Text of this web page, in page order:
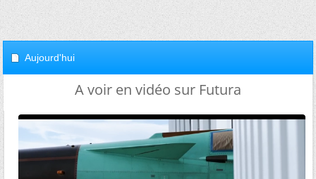
Aujourd'hui
A voir en vidéo sur Futura